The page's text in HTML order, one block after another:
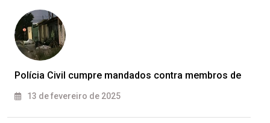
Polícia Civil cumpre mandados contra membros de
13 de fevereiro de 2025